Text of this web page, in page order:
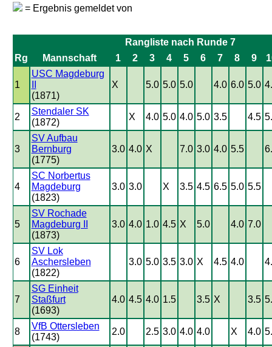
= Ergebnis gemeldet von
Rangliste nach Runde 7
Rg
Mannschaft 1 2 3 4 5 6 7 8 9
1
USC Magdeburg
(1871)
X 5.0 5.0 5.0 4.0 6.0 5.0
2
Stendaler SK
(1872)
X 4.0 5.0 4.0 5.0 3.5 4.5
3
SV Aufbau
Bernburg
(1775)
3.0 4.0 X 7.0 3.0 4.0 5.5
4
SC Norbertus
Magdeburg
(1823)
3.0 3.0 X 3.5 4.5 6.5 5.0 5.5
5
SV Rochade
Magdeburg II
(1873)
3.0 4.0 1.0 4.5 X 5.0 4.0 7.0
6
SV Lok
Aschersleben
(1822)
3.0 5.0 3.5 3.0 X 4.5 4.0
7
SG Einheit
Staßfurt
(1693)
4.0 4.5 4.0 1.5 3.5 X 3.5
8
VfB Ottersleben
(1743)
2.0 2.5 3.0 4.0 4.0 X 4.0